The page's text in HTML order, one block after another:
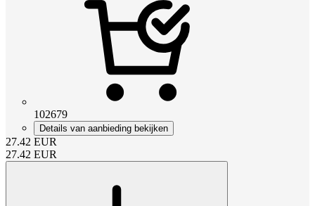
102679
Details van aanbieding bekijken
27.42 EUR
27.42 EUR